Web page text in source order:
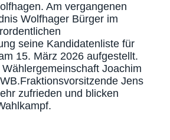
Am vergangenen
Wolfhager Bürger im
seine Kandidatenliste für
15. März 2026 aufgestellt.
Joachim
Jens
zufrieden und blicken